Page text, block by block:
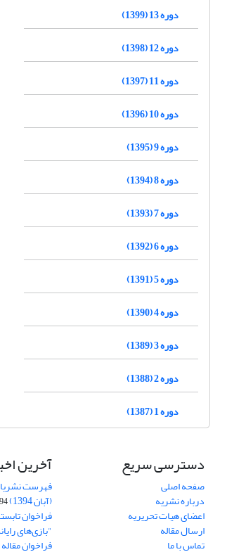
دوره 13 (1399)
دوره 12 (1398)
دوره 11 (1397)
دوره 10 (1396)
دوره 9 (1395)
دوره 8 (1394)
دوره 7 (1393)
دوره 6 (1392)
دوره 5 (1391)
دوره 4 (1390)
دوره 3 (1389)
دوره 2 (1388)
دوره 1 (1387)
دسترسی سریع
صفحه اصلی
درباره نشریه
اعضای هیات تحریریه
ارسال مقاله
تماس با ما
آخرین
فهرست
(آبان 1394) 27
"بازی‌های